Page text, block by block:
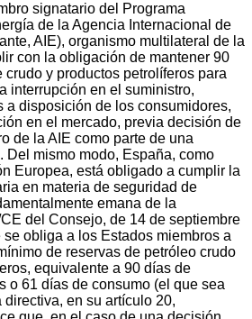
signatario del Programa
de la Agencia Internacional de
AIE), organismo multilateral de la
con la obligación de mantener 90
crudo y productos petrolíferos para
interrupción en el suministro,
a disposición de los consumidores,
en el mercado, previa decisión de
de la AIE como parte de una
Del mismo modo, España, como
Europea, está obligado a cumplir la
en materia de seguridad de
emana de la
del Consejo, de 14 de septiembre
obliga a los Estados miembros a
de reservas de petróleo crudo
equivalente a 90 días de
o 61 días de consumo (el que sea
directiva, en su artículo 20,